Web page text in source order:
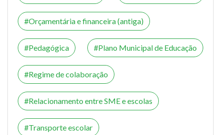
Orçamentária e financeira (antiga)
Pedagógica Plano Municipal de Educação
Regime de colaboração
Relacionamento entre SME e escolas
Transporte escolar